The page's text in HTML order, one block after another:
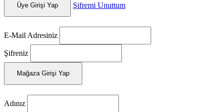
Üye Girişi Yap Şifremi Unuttum
E-Mail Adresiniz
Şifreniz
Mağaza Girişi Yap
Adınız